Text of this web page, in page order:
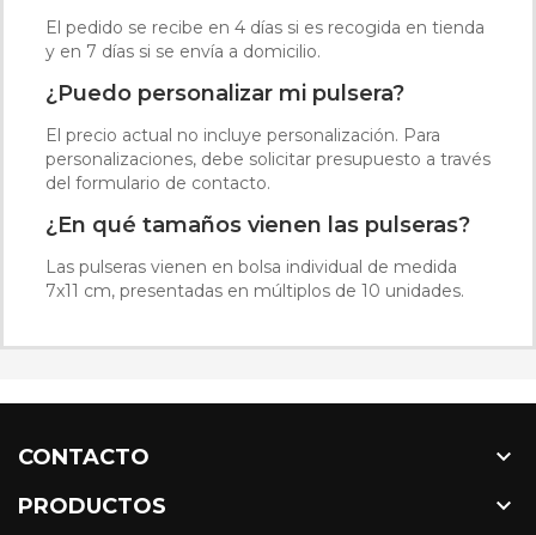
El pedido se recibe en 4 días si es recogida en tienda
y en 7 días si se envía a domicilio.
¿Puedo personalizar mi pulsera?
El precio actual no incluye personalización. Para
personalizaciones, debe solicitar presupuesto a través
del formulario de contacto.
¿En qué tamaños vienen las pulseras?
Las pulseras vienen en bolsa individual de medida
7x11 cm, presentadas en múltiplos de 10 unidades.
CONTACTO 
PRODUCTOS 